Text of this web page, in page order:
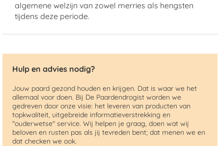
algemene welzijn van zowel merries als hengsten
tijdens deze periode.
Hulp en advies nodig?
Jouw paard gezond houden en krijgen. Dat is waar we het
allemaal voor doen. Bij De Paardendrogist worden we
gedreven door onze visie: het leveren van producten van
topkwaliteit, uitgebreide informatieverstrekking en
"ouderwetse" service. Wij helpen je graag, doen wat wij
beloven en rusten pas als jij tevreden bent; dat menen we en
dat checken we ook.